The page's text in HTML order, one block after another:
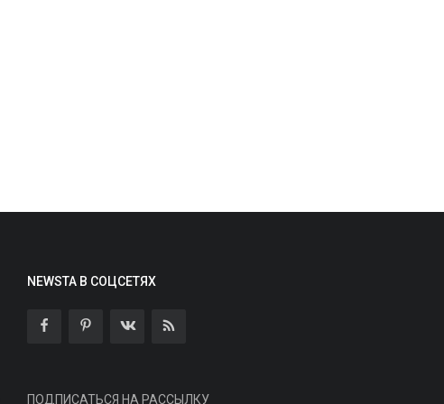
Спорт
NEWSTA В СОЦСЕТЯХ
ПОДПИСАТЬСЯ НА РАССЫЛКУ